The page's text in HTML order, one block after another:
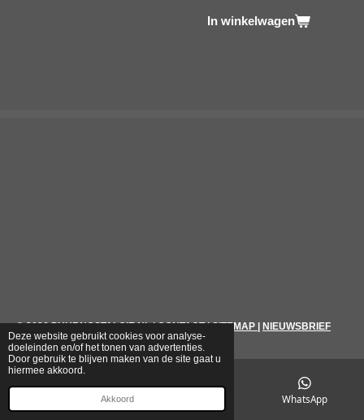
Deze website gebruikt cookies voor analyse-
doeleinden en/of het tonen van advertenties.
Door gebruik te blijven maken van de site gaat u
hiermee akkoord.
Akkoord
In winkelwagen
© 2026 PUURNOSTALGIE.NL|CONTACT|SITEMAP NIEUWSBRIEF
WhatsApp